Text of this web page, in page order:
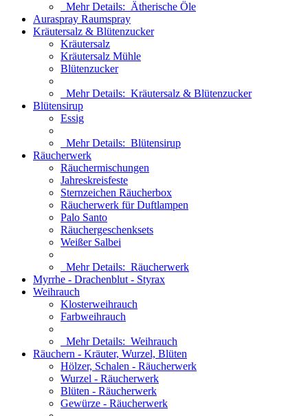
Mehr Details: Ätherische Öle
Auraspray Raumspray
Kräutersalz & Blütenzucker
Kräutersalz
Kräutersalz Mühle
Blütenzucker
Mehr Details: Kräutersalz & Blütenzucker
Blütensirup
Essig
Mehr Details: Blütensirup
Räucherwerk
Räuchermischungen
Jahreskreisfeste
Sternzeichen Räucherbox
Räucherwerk für Duftlampen
Palo Santo
Räuchergeschenksets
Weißer Salbei
Mehr Details: Räucherwerk
Myrrhe - Drachenblut - Styrax
Weihrauch
Klosterweihrauch
Farbweihrauch
Mehr Details: Weihrauch
Räuchern - Kräuter, Wurzel, Blüten
Hölzer, Schalen - Räucherwerk
Wurzel - Räucherwerk
Blüten - Räucherwerk
Gewürze - Räucherwerk